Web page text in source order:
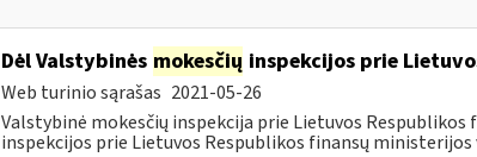
Dėl Valstybinės mokesčių inspekcijos prie
Web turinio sąrašas 2021-05-26
Valstybinė mokesčių inspekcija prie Lietuvos
inspekcijos prie Lietuvos Respublikos finansų ministerijos